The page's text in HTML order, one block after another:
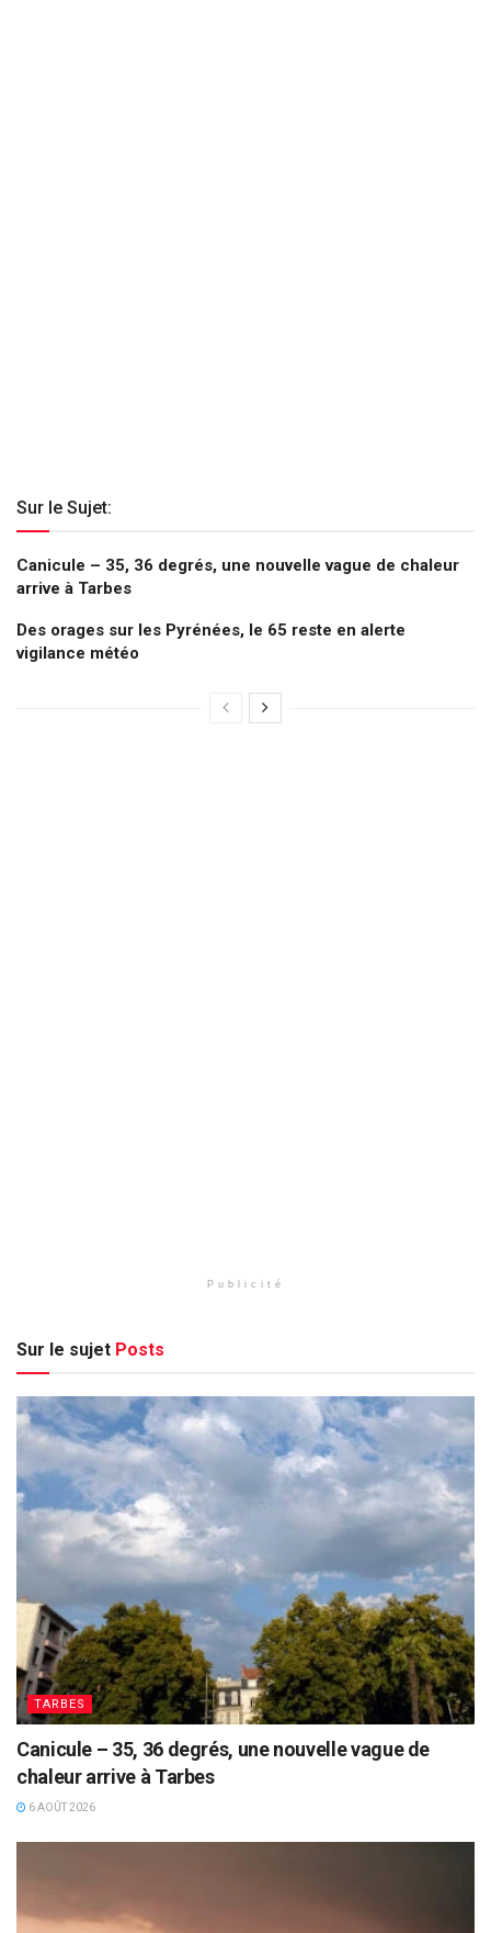
Sur le Sujet:
Canicule – 35, 36 degrés, une nouvelle vague de chaleur
arrive à Tarbes
Des orages sur les Pyrénées, le 65 reste en alerte
vigilance météo
Publicité
Sur le sujet Posts
TARBES
Canicule – 35, 36 degrés, une nouvelle vague de
chaleur arrive à Tarbes
6 AOÛT 2026